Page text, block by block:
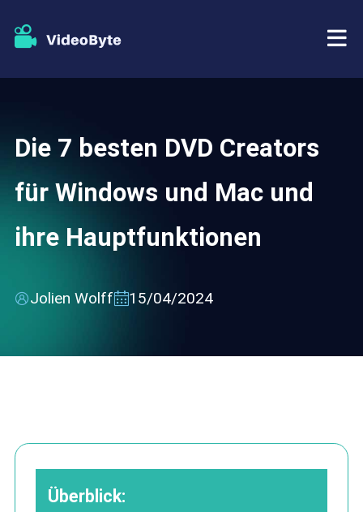
BD-DVD Ripper
Blu-ray Player
DVD Copy
Tutorials
Store
Support
Die 7 besten DVD Creators
für Windows und Mac und
ihre Hauptfunktionen
Jolien Wolff 15/04/2024
Überblick: